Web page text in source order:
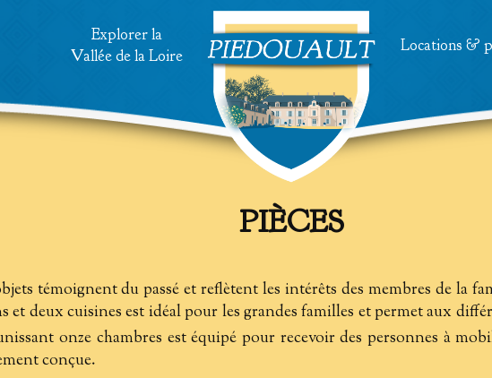
Explorer la
Vallée de la Loire
Locations&
PIÈCES
témoignent du passé et reflètent les intérêts des membres de la
et deux cuisines est idéal pour les grandes familles et permet aux
onze chambres est équipé pour recevoir des personnes à
conçue.